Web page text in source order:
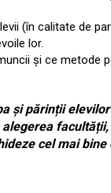
(în calitate de
lor.
și ce metode
și părinții
cel mai